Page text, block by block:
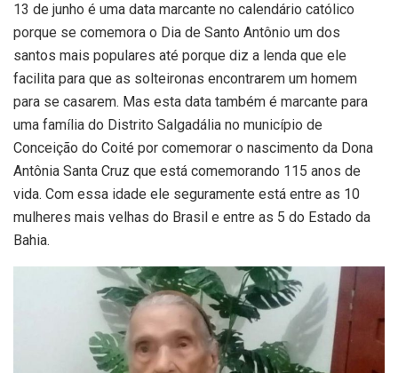
13 de junho é uma data marcante no calendário católico
porque se comemora o Dia de Santo Antônio um dos
santos mais populares até porque diz a lenda que ele
facilita para que as solteironas encontrarem um homem
para se casarem. Mas esta data também é marcante para
uma família do Distrito Salgadália no município de
Conceição do Coité por comemorar o nascimento da Dona
Antônia Santa Cruz que está comemorando 115 anos de
vida. Com essa idade ele seguramente está entre as 10
mulheres mais velhas do Brasil e entre as 5 do Estado da
Bahia.